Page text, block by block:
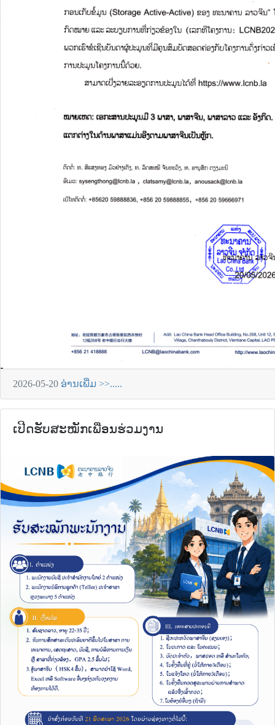
2026-05-20 ອ່ານເພີ່ມ >>.....
ເປີດຮັບສະໝັກເພື່ອນຮ່ວມງານ